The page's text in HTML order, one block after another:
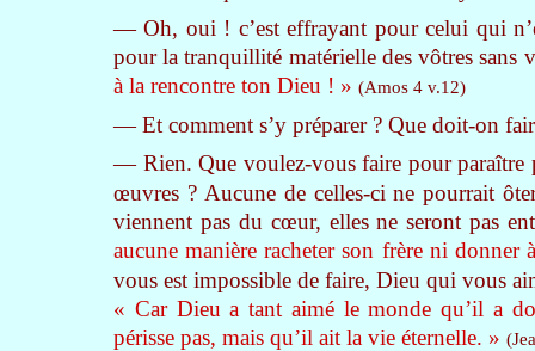
— Oh, oui ! c’est effrayant pour celui qui
pour la tranquillité matérielle des vôtres
à la rencontre ton Dieu ! » (Amos 4 v.12)
— Et comment s’y préparer ? Que doit-on
— Rien. Que voulez-vous faire pour
œuvres ? Aucune de celles-ci ne pourrait
viennent pas du cœur, elles ne seront pas
aucune manière racheter son frère ni
vous est impossible de faire, Dieu qui vous
« Car Dieu a tant aimé le monde qu’il a
périsse pas, mais qu’il ait la vie éternelle. »